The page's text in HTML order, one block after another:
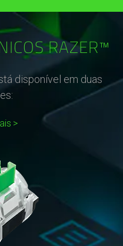
RAZER™
disponível em duas